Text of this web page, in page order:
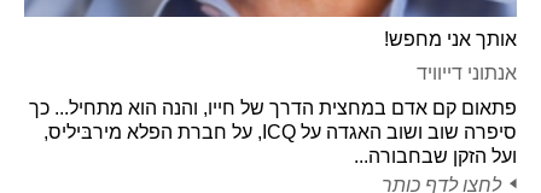
אותך אני מחפש!
אנתוני דייוויד
פתאום קם אדם במחצית הדרך של חייו, והנה הוא מתחיל... כך
סיפרה שוב ושוב האגדה על ICQ, על חברת הפלא מירבּיליס,
ועל הזקן שבחבורה...
לחצו לדף כותר